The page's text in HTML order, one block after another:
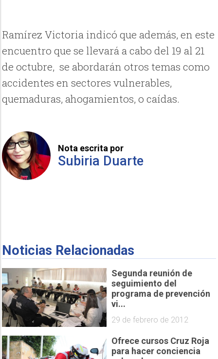
Ramírez Victoria indicó que además, en este
encuentro que se llevará a cabo del 19 al 21
de octubre, se abordarán otros temas como
accidentes en sectores vulnerables,
quemaduras, ahogamientos, o caídas.
Nota escrita por
Subiria Duarte
Noticias Relacionadas
Segunda reunión de
seguimiento del
programa de prevención
vi...
29 de febrero de 2012
Ofrece cursos Cruz Roja
para hacer conciencia